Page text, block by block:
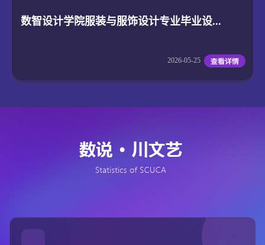
数智设计学院服装与服饰设计专业毕业设...
2026-05-25